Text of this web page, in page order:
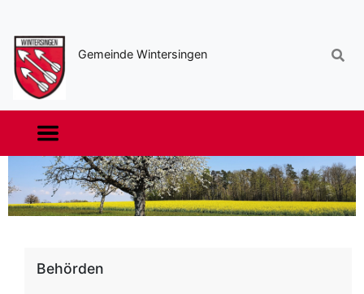
Gemeinde Wintersingen
Navigation
Behörden